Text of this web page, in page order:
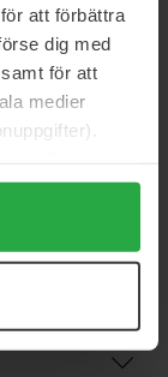
att förbättra
dig med
för att
medier
du
anpassa
helst återkalla
do swojej
porady i